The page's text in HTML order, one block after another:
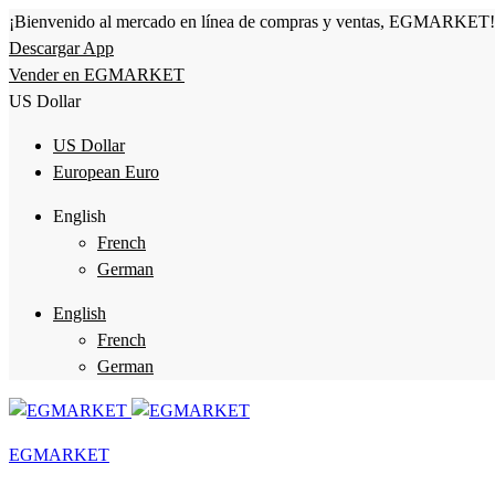
¡Bienvenido al mercado en línea de compras y ventas, EGMARKET!
Descargar App
Vender en EGMARKET
US Dollar
US Dollar
European Euro
English
French
German
English
French
German
EGMARKET